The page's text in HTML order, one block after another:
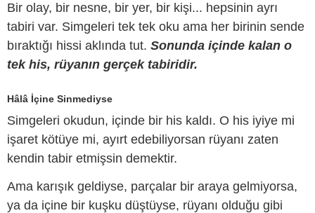
Bir olay, bir nesne, bir yer, bir kişi... hepsinin ayrı
tabiri var. Simgeleri tek tek oku ama her birinin sende
bıraktığı hissi aklında tut. Sonunda içinde kalan o
tek his, rüyanın gerçek tabiridir.
Hâlâ İçine Sinmediyse
Simgeleri okudun, içinde bir his kaldı. O his iyiye mi
işaret kötüye mi, ayırt edebiliyorsan rüyanı zaten
kendin tabir etmişsin demektir.
Ama karışık geldiyse, parçalar bir araya gelmiyorsa,
ya da içine bir kuşku düştüyse, rüyanı olduğu gibi